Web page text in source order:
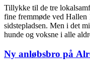
Til­lyk­ke til de tre
fine frem­mø­de ved Hal­len
sid­ste­plad­sen. Men i det
hunde og voks­ne i alle
Ny anløbs­bro på